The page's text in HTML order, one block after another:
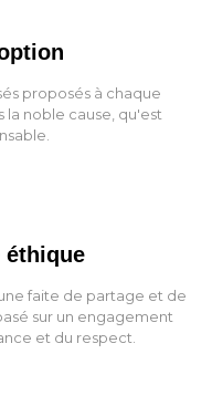
proposés à chaque
la noble cause, qu'est
éthique
faite de partage et de
sur un engagement
et du respect.